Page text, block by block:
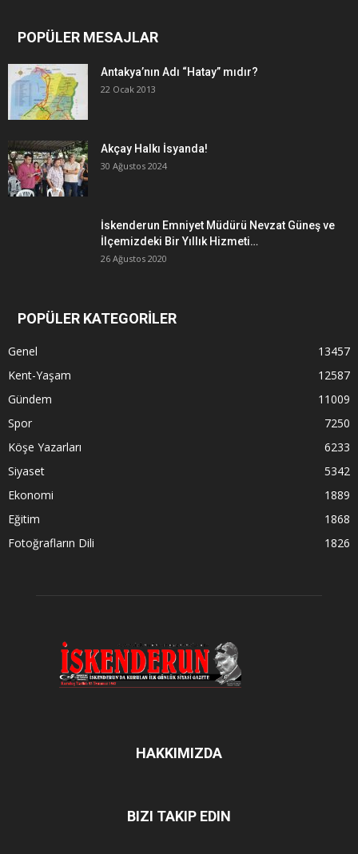
POPÜLER MESAJLAR
Antakya’nın Adı “Hatay” mıdır?
22 Ocak 2013
Akçay Halkı İsyanda!
30 Ağustos 2024
İskenderun Emniyet Müdürü Nevzat Güneş ve
İlçemizdeki Bir Yıllık Hizmeti…
26 Ağustos 2020
POPÜLER KATEGORİLER
Genel
13457
Kent-Yaşam
12587
Gündem
11009
Spor
7250
Köşe Yazarları
6233
Siyaset
5342
Ekonomi
1889
Eğitim
1868
Fotoğrafların Dili
1826
HAKKIMIZDA
BIZI TAKIP EDIN